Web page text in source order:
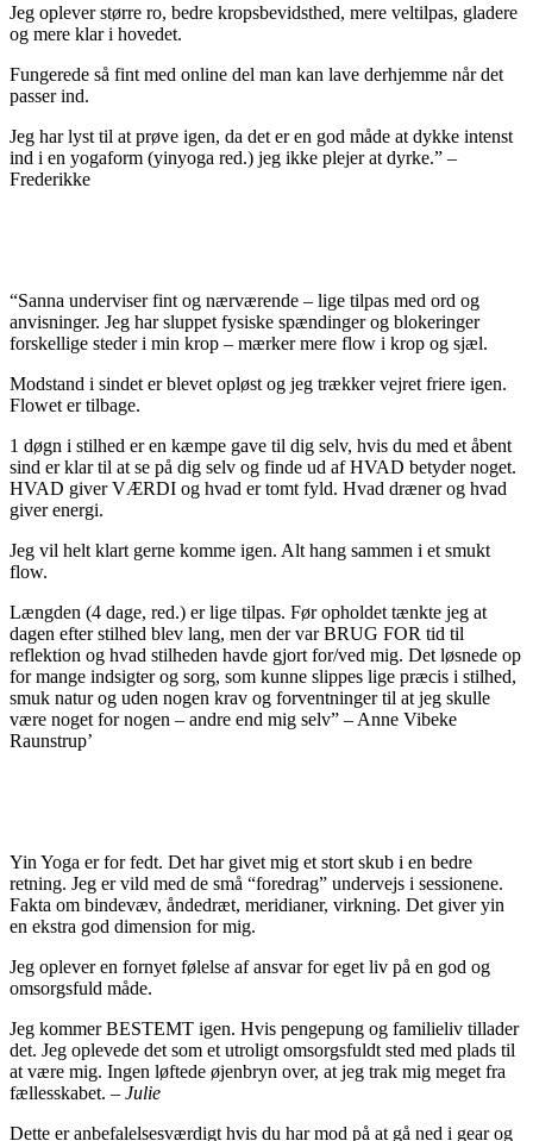
Jeg oplever større ro, bedre kropsbevidsthed, mere veltilpas, gladere
og mere klar i hovedet.
Fungerede så fint med online del man kan lave derhjemme når det
passer ind.
Jeg har lyst til at prøve igen, da det er en god måde at dykke intenst
ind i en yogaform (yinyoga red.) jeg ikke plejer at dyrke.” –
Frederikke
“Sanna underviser fint og nærværende – lige tilpas med ord og
anvisninger. Jeg har sluppet fysiske spændinger og blokeringer
forskellige steder i min krop – mærker mere flow i krop og sjæl.
Modstand i sindet er blevet opløst og jeg trækker vejret friere igen.
Flowet er tilbage.
1 døgn i stilhed er en kæmpe gave til dig selv, hvis du med et åbent
sind er klar til at se på dig selv og finde ud af HVAD betyder noget.
HVAD giver VÆRDI og hvad er tomt fyld. Hvad dræner og hvad
giver energi.
Jeg vil helt klart gerne komme igen. Alt hang sammen i et smukt
flow.
Længden (4 dage, red.) er lige tilpas. Før opholdet tænkte jeg at
dagen efter stilhed blev lang, men der var BRUG FOR tid til
reflektion og hvad stilheden havde gjort for/ved mig. Det løsnede op
for mange indsigter og sorg, som kunne slippes lige præcis i stilhed,
smuk natur og uden nogen krav og forventninger til at jeg skulle
være noget for nogen – andre end mig selv” – Anne Vibeke
Raunstrup’
Yin Yoga er for fedt. Det har givet mig et stort skub i en bedre
retning. Jeg er vild med de små “foredrag” undervejs i sessionene.
Fakta om bindevæv, åndedræt, meridianer, virkning. Det giver yin
en ekstra god dimension for mig.
Jeg oplever en fornyet følelse af ansvar for eget liv på en god og
omsorgsfuld måde.
Jeg kommer BESTEMT igen. Hvis pengepung og familieliv tillader
det. Jeg oplevede det som et utroligt omsorgsfuldt sted med plads til
at være mig. Ingen løftede øjenbryn over, at jeg trak mig meget fra
fællesskabet. – Julie
Dette er anbefalelsesværdigt hvis du har mod på at gå ned i gear og